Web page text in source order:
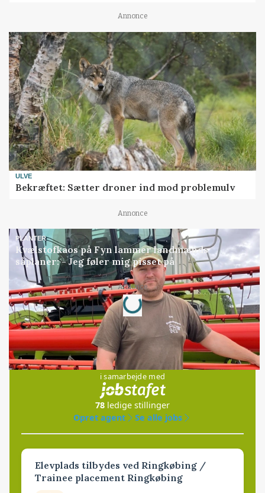
Annonce
ULVE
Bekræftet: Sætter droner ind mod problemulv
Annonce
PLANTER
Kvælstofkaos på Fyn lammer landmænds
såplaner: - Jeg føler mig pisset på
Annonce
Loading...
Jobs
i samarbejde med
78 ledige stillinger
Opret agent
Se alle jobs
Elevplads tilbydes ved Ringkøbing /
Trainee placement Ringkøbing